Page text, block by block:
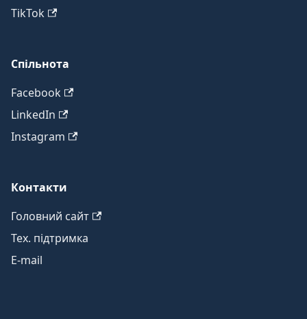
TikTok
Спільнота
Facebook
LinkedIn
Instagram
Контакти
Головний сайт
Тех. підтримка
E-mail